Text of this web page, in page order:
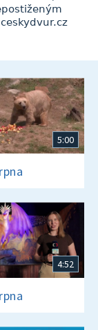
5:00
4:52